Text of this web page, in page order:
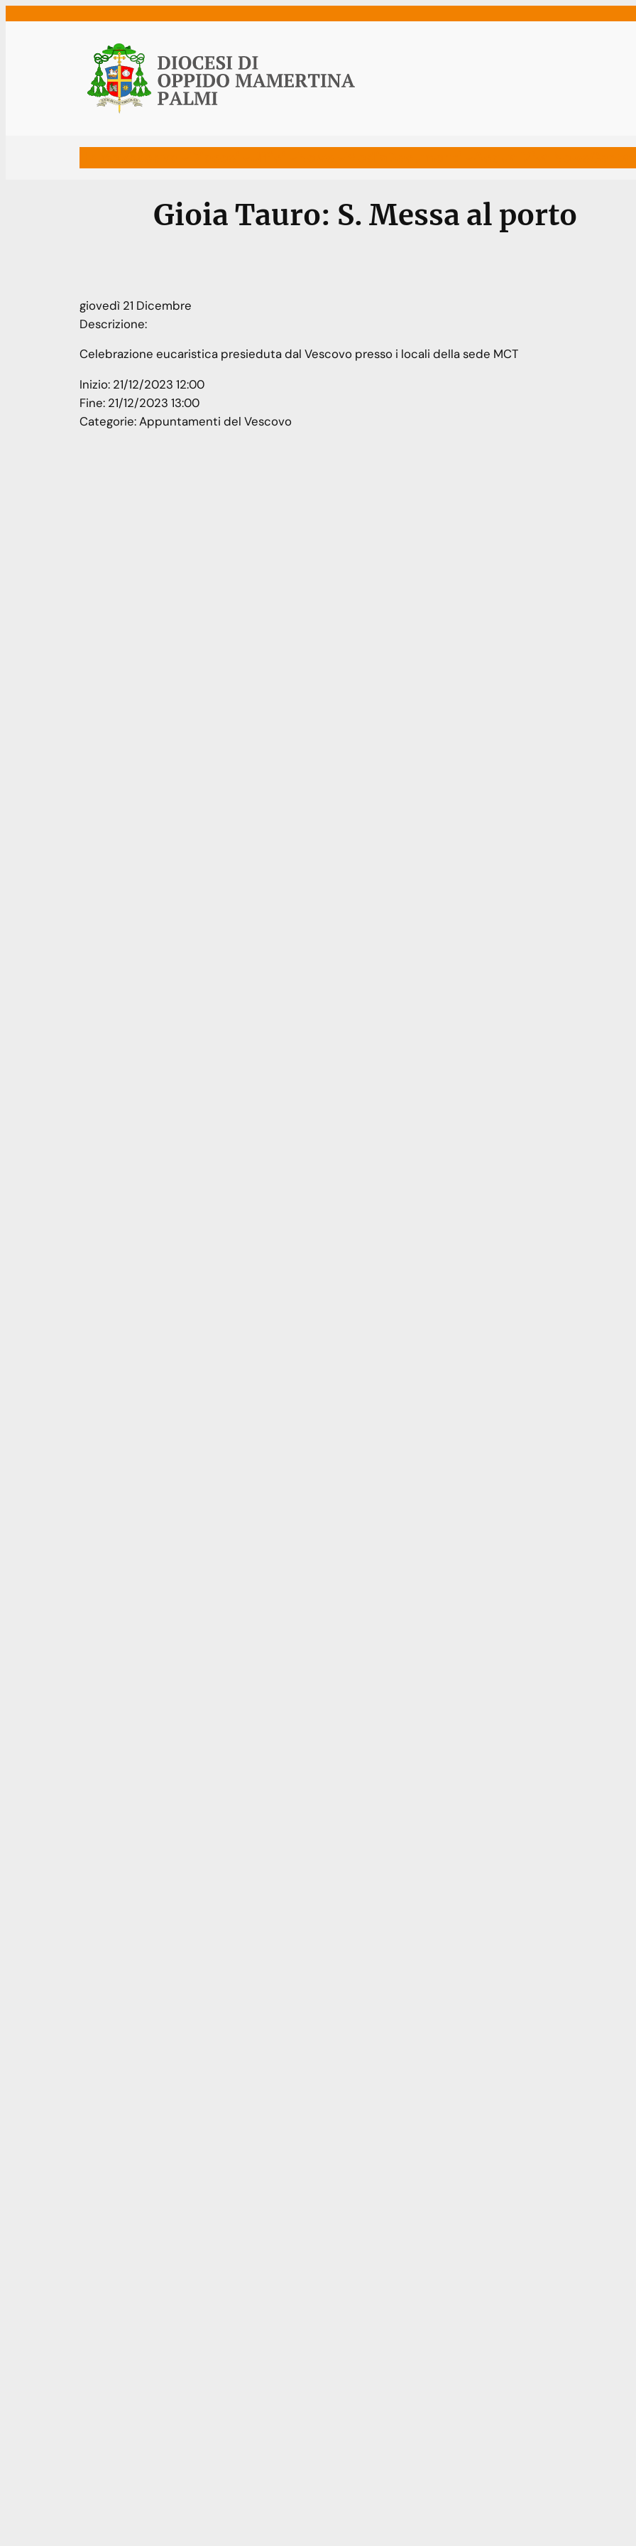
Gioia Tauro: S. Messa al porto
giovedì 21 Dicembre
Descrizione:
Celebrazione eucaristica presieduta dal Vescovo presso i locali della sede MCT
Inizio: 21/12/2023 12:00
Fine: 21/12/2023 13:00
Categorie:Appuntamenti del Vescovo